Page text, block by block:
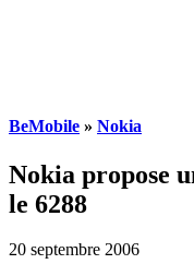
BeMobile » Nokia
Nokia propose
le 6288
20 septembre 2006